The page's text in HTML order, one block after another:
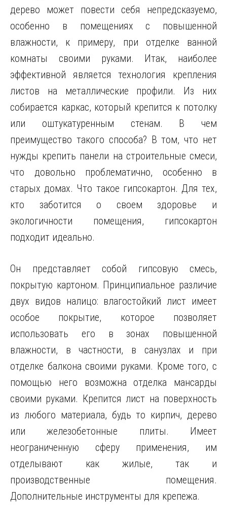
дерево может повести себя непредсказуемо,
особенно в помещениях с повышенной
влажности, к примеру, при отделке ванной
комнаты своими руками. Итак, наиболее
эффективной является технология крепления
листов на металлические профили. Из них
собирается каркас, который крепится к потолку
или оштукатуренным стенам. В чем
преимущество такого способа? В том, что нет
нужды крепить панели на строительные смеси,
что довольно проблематично, особенно в
старых домах. Что такое гипсокартон. Для тех,
кто заботится о своем здоровье и
экологичности помещения, гипсокартон
подходит идеально.
Он представляет собой гипсовую смесь,
покрытую картоном. Принципиальное различие
двух видов налицо: влагостойкий лист имеет
особое покрытие, которое позволяет
использовать его в зонах повышенной
влажности, в частности, в санузлах и при
отделке балкона своими руками. Кроме того, с
помощью него возможна отделка мансарды
своими руками. Крепится лист на поверхность
из любого материала, будь то кирпич, дерево
или железобетонные плиты. Имеет
неограниченную сферу применения, им
отделывают как жилые, так и
производственные помещения.
Дополнительные инструменты для крепежа.